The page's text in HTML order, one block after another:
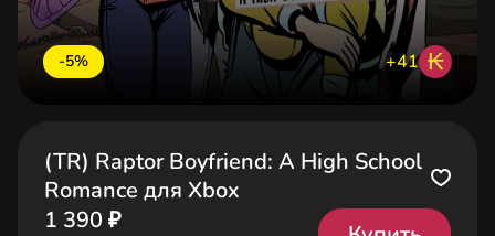
-5% +41 ₭
(TR) Raptor Boyfriend: A High School
Romance для Xbox
1 390 ₽